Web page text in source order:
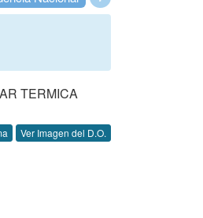
TERMICA
Ver Imagen del D.O.